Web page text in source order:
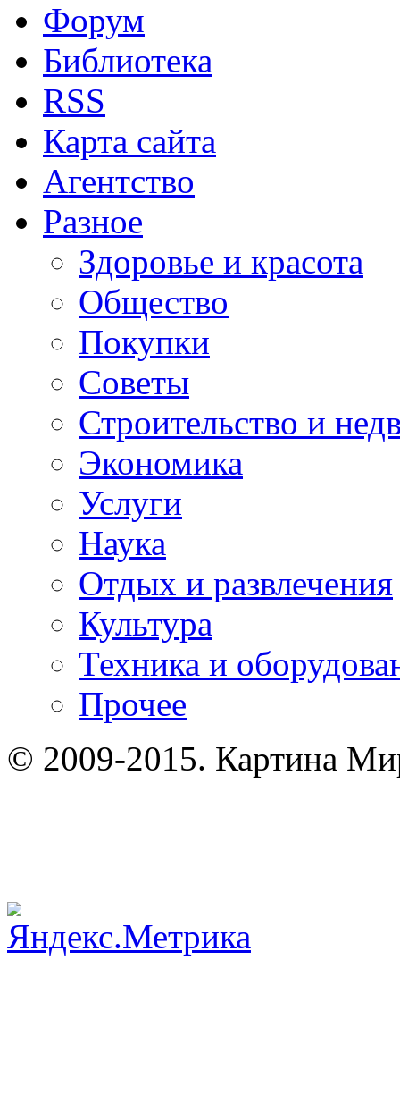
Форум
Библиотека
RSS
Карта сайта
Агентство
Разное
Здоровье и красота
Общество
Покупки
Советы
Строительство и
Экономика
Услуги
Наука
Отдых и развлечения
Культура
Техника и
Прочее
© 2009-2015. Картина